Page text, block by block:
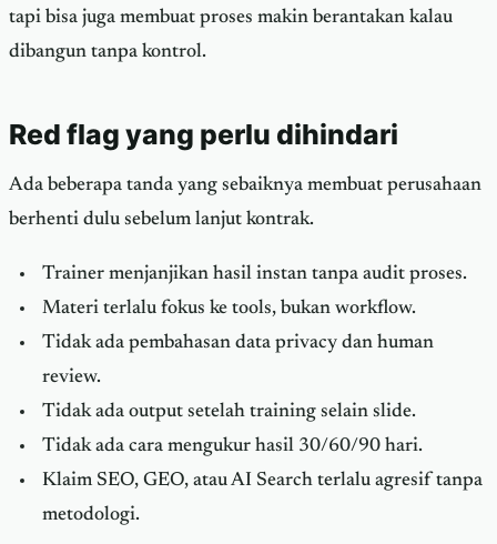
tapi bisa juga membuat proses makin berantakan kalau
dibangun tanpa kontrol.
Red flag yang perlu dihindari
Ada beberapa tanda yang sebaiknya membuat perusahaan
berhenti dulu sebelum lanjut kontrak.
Trainer menjanjikan hasil instan tanpa audit proses.
Materi terlalu fokus ke tools, bukan workflow.
Tidak ada pembahasan data privacy dan human
review.
Tidak ada output setelah training selain slide.
Tidak ada cara mengukur hasil 30/60/90 hari.
Klaim SEO, GEO, atau AI Search terlalu agresif tanpa
metodologi.